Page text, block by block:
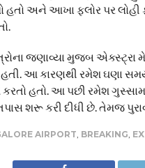
હતો અને આખા ફ્લોર પર લોહી
જણાવ્યા મુજબ એક્સ્ટ્રા
આ કારણથી રમેશ ઘણા
કરતો હતો. આ પછી રમેશ
શરૂ કરી દીધી છે. તેમજ
AIRPORT, BREAKING,